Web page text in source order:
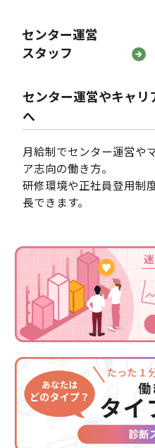
センター運営
スタッフ
センター運営やキャ
へ
月給制でセンター運営や
ア志向の働き方。
研修環境や正社員登用制
長できます。